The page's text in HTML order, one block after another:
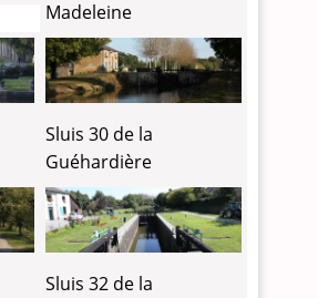
Madeleine
Sluis 30 de la
Guéhardière
Sluis 32 de la